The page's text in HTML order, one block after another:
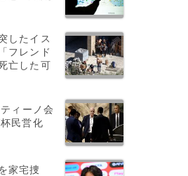
したイス
フレンド
亡した可
ィーノ会
民営化
家宅捜